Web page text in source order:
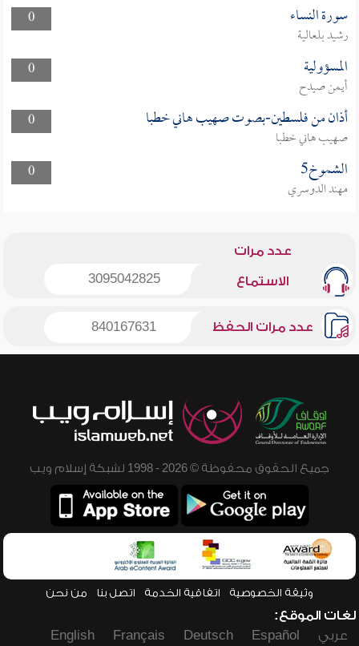
0
سورة النساء
رشيد بلعالية
0
المسؤولية
أيمن صيدح
0
أذان من فلسطين-بصوت صهيب هاني خطبا
صهيب هاني خطبا
0
الشموخ5
مهند الدوسري
عدد مرات
الاستماع 3095042825
عدد مرات الحفظ 840167631
جميع الحقوق محفوظة © 2026 - 1998 لشبكة إسلام ويب
وثيقة الخصوصية اتفاقية الخدمة اتصل بنا من نحن
لغات الموقع:
عربي
Español
Deutsch
Français
English